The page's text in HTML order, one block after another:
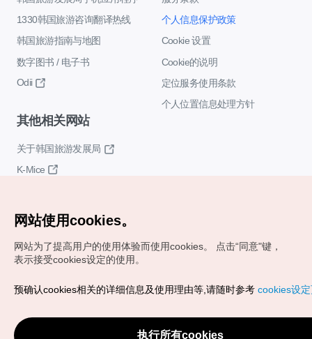
1330韩国旅游咨询翻译热线
韩国旅游指南与地图
数字图书 / 电子书
Odii
个人信息保护政策
Cookie 设置
Cookie的说明
定位服务使用条款
个人位置信息处理方针
其他相关网站
关于韩国旅游发展局
K-Mice
Copyrights (c) 韩国旅游发展局版权所有
VISITKOREA官方邮箱
chnsim@knto.or.kr
网站使用cookies。
网站为了提高用户的使用体验而使用cookies。
点击“同意"键，
表示接受cookies设定的使用。
预确认cookies相关的详细信息及使用理由等,请随时参考 cookies设
执行所有cookies